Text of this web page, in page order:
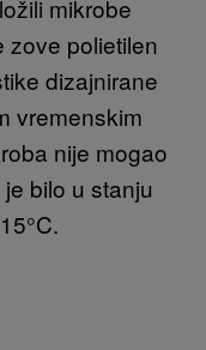
mikrobe
zove polietilen
dizajnirane
vremenskim
nije mogao
bilo u stanju